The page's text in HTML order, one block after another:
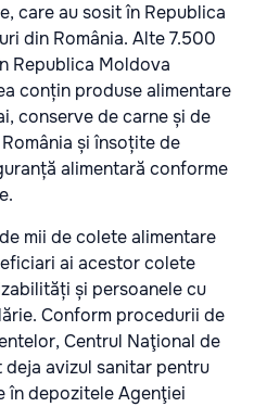
care au sosit în Republica
din România. Alte 7.500
Republica Moldova
conțin produse alimentare
conserve de carne și de
și însoțite de
alimentară conforme
mii de colete alimentare
ai acestor colete
și persoanele cu
Conform procedurii de
Centrul Naţional de
avizul sanitar pentru
în depozitele Agenţiei